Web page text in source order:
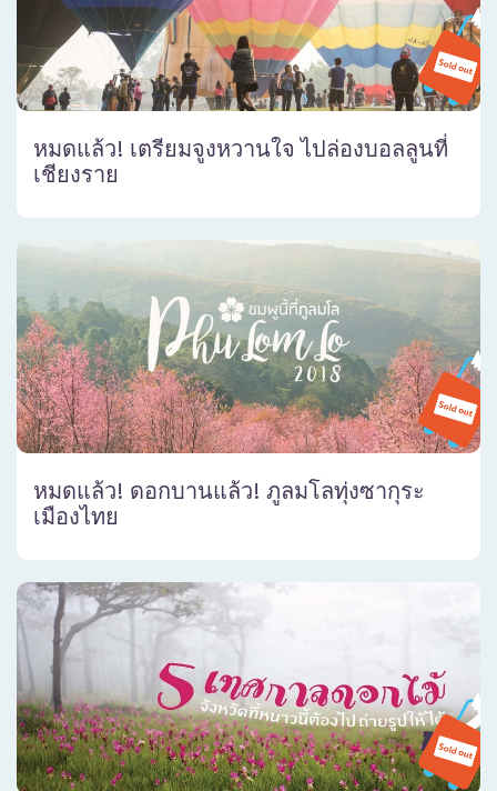
หมดแล้ว! เตรียมจูงหวานใจ ไปล่องบอลลูนที่
เชียงราย
หมดแล้ว! ดอกบานแล้ว! ภูลมโลทุ่งซากุระ
เมืองไทย